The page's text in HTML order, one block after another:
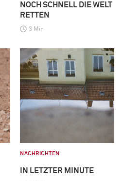
NOCH SCHNELL DIE WELT
RETTEN
3 Min
NACHRICHTEN
IN LETZTER MINUTE